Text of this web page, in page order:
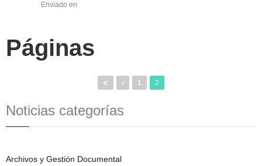
Enviado en
Páginas
1 2
Noticias categorías
Archivos y Gestión Documental